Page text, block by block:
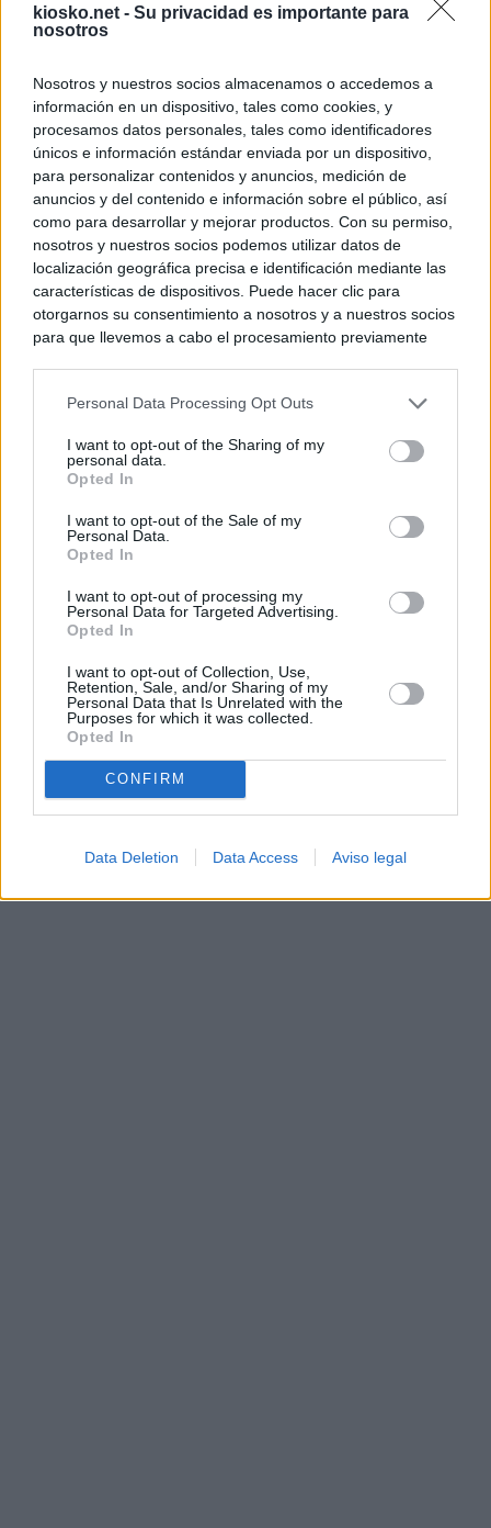
kiosko.net - Su privacidad es importante para
nosotros
Nosotros y nuestros socios almacenamos o accedemos a
información en un dispositivo, tales como cookies, y
procesamos datos personales, tales como identificadores
únicos e información estándar enviada por un dispositivo,
para personalizar contenidos y anuncios, medición de
anuncios y del contenido e información sobre el público, así
como para desarrollar y mejorar productos. Con su permiso,
nosotros y nuestros socios podemos utilizar datos de
localización geográfica precisa e identificación mediante las
características de dispositivos. Puede hacer clic para
otorgarnos su consentimiento a nosotros y a nuestros socios
para que llevemos a cabo el procesamiento previamente
negar su consentimiento. Tenga en cuenta que algún
de su consentimiento, pero usted tiene el derecho de
rechazar tal procesamiento. Sus preferencias se aplicarán
cualquier momento entrando de nuevo en este sitio web o
visitando nuestra política de privacidad.
Personal Data Processing Opt Outs
I want to opt-out of the Sharing of my
personal data.
Opted In
I want to opt-out of the Sale of my
Personal Data.
Opted In
I want to opt-out of processing my
Personal Data for Targeted Advertising.
Opted In
I want to opt-out of Collection, Use,
Retention, Sale, and/or Sharing of my
Personal Data that Is Unrelated with the
Purposes for which it was collected.
Opted In
CONFIRM
Data Deletion Data Access Aviso legal